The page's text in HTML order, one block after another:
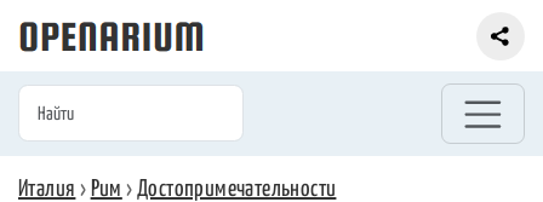
Италия › Рим ›Достопримечательности